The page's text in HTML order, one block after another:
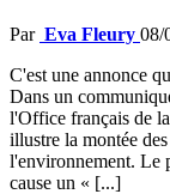
Par Eva Fleury 08/
C'est une annonce
Dans un
l'Office français de
illustre la montée
l'environnement. Le
cause un « [...]